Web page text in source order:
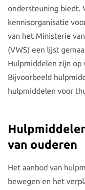
ondersteuning biedt.
kennisorganisatie
van het Ministerie
(VWS) een lijst
Hulpmiddelen zijn op
Bijvoorbeeld
hulpmiddelen voor
van ouderen
Het aanbod van
bewegen en het